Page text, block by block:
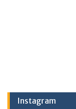
Instagram